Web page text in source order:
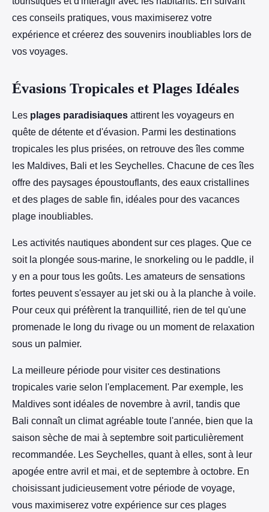
ces conseils pratiques, vous maximiserez votre
expérience et créerez des souvenirs inoubliables lors de
vos voyages.
Évasions Tropicales et Plages Idéales
Les plages paradisiaques attirent les voyageurs en
quête de détente et d'évasion. Parmi les destinations
tropicales les plus prisées, on retrouve des îles comme
les Maldives, Bali et les Seychelles. Chacune de ces îles
offre des paysages époustouflants, des eaux cristallines
et des plages de sable fin, idéales pour des vacances
plage inoubliables.
Les activités nautiques abondent sur ces plages. Que ce
soit la plongée sous-marine, le snorkeling ou le paddle, il
y en a pour tous les goûts. Les amateurs de sensations
fortes peuvent s'essayer au jet ski ou à la planche à voile.
Pour ceux qui préfèrent la tranquillité, rien de tel qu'une
promenade le long du rivage ou un moment de relaxation
sous un palmier.
La meilleure période pour visiter ces destinations
tropicales varie selon l'emplacement. Par exemple, les
Maldives sont idéales de novembre à avril, tandis que
Bali connaît un climat agréable toute l'année, bien que la
saison sèche de mai à septembre soit particulièrement
recommandée. Les Seychelles, quant à elles, sont à leur
apogée entre avril et mai, et de septembre à octobre. En
choisissant judicieusement votre période de voyage,
vous maximiserez votre expérience sur ces plages